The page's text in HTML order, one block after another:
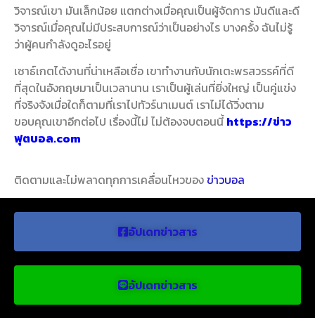
วิจารณ์เขา มันเล็กน้อย แตกต่างเมื่อคุณเป็นผู้จัดการ มันดีและดี
วิจารณ์เมื่อคุณไม่มีประสบการณ์ว่าเป็นอย่างไร บางครั้ง ฉันไม่รู้
ว่าผู้คนกำลังดูอะไรอยู่
เซาธ์เกตได้งานที่น่าเหลือเชื่อ เขาทำงานกับนักเตะพรสวรรค์ที่ดี
ที่สุดในอังกฤษมาเป็นเวลานาน เราเป็นผู้เล่นที่ยิ่งใหญ่ เป็นคู่แข่ง
ที่จริงจังเมื่อใดก็ตามที่เราไปทัวร์นาเมนต์ เราไม่ได้วิ่งตาม
ขอบคุณเขาอีกต่อไป เรื่องนี้ไม่ ไม่ต้องจบตอนนี้ https://ข่าว
ฟุตบอล.com
ติดตามและไม่พลาดทุกการเคลื่อนไหวของ ข่าวบอล
อัปเดทข่าวสาร
อัปเดทข่าวสาร